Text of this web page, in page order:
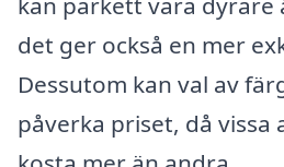
det ger också en mer
Dessutom kan val av
påverka priset, då vissa